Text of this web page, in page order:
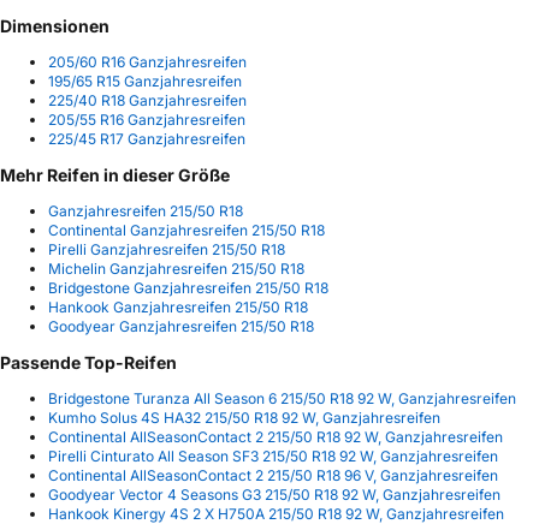
Dimensionen
205/60 R16 Ganzjahresreifen
195/65 R15 Ganzjahresreifen
225/40 R18 Ganzjahresreifen
205/55 R16 Ganzjahresreifen
225/45 R17 Ganzjahresreifen
Mehr Reifen in dieser Größe
Ganzjahresreifen 215/50 R18
Continental Ganzjahresreifen 215/50 R18
Pirelli Ganzjahresreifen 215/50 R18
Michelin Ganzjahresreifen 215/50 R18
Bridgestone Ganzjahresreifen 215/50 R18
Hankook Ganzjahresreifen 215/50 R18
Goodyear Ganzjahresreifen 215/50 R18
Passende Top-Reifen
Bridgestone Turanza All Season 6 215/50 R18 92 W, Ganzjahresreifen
Kumho Solus 4S HA32 215/50 R18 92 W, Ganzjahresreifen
Continental AllSeasonContact 2 215/50 R18 92 W, Ganzjahresreifen
Pirelli Cinturato All Season SF3 215/50 R18 92 W, Ganzjahresreifen
Continental AllSeasonContact 2 215/50 R18 96 V, Ganzjahresreifen
Goodyear Vector 4 Seasons G3 215/50 R18 92 W, Ganzjahresreifen
Hankook Kinergy 4S 2 X H750A 215/50 R18 92 W, Ganzjahresreifen